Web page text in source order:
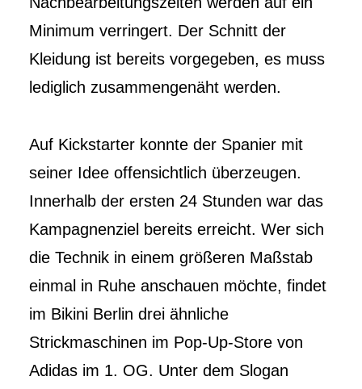
Minimum verringert. Der Schnitt der
Kleidung ist bereits vorgegeben, es muss
lediglich zusammengenäht werden.
Auf Kickstarter konnte der Spanier mit
seiner Idee offensichtlich überzeugen.
Innerhalb der ersten 24 Stunden war das
Kampagnenziel bereits erreicht. Wer sich
die Technik in einem größeren Maßstab
einmal in Ruhe anschauen möchte, findet
im Bikini Berlin drei ähnliche
Strickmaschinen im Pop-Up-Store von
Adidas im 1. OG. Unter dem Slogan